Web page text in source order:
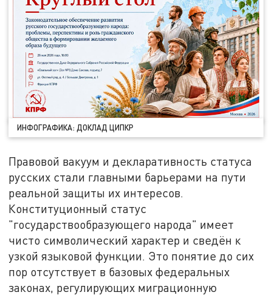
ИНФОГРАФИКА: ДОКЛАД ЦИПКР
Правовой вакуум и декларативность статуса
русских стали главными барьерами на пути
реальной защиты их интересов.
Конституционный статус
"государствообразующего народа" имеет
чисто символический характер и сведён к
узкой языковой функции. Это понятие до сих
пор отсутствует в базовых федеральных
законах, регулирующих миграционную